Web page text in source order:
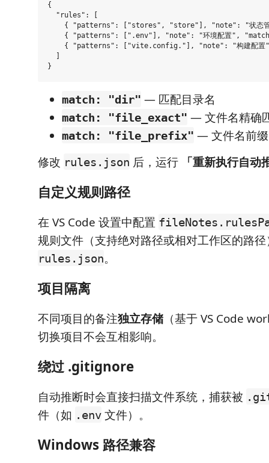
{
  "rules": [
{ "patterns": ["stores", "store"], "note": "状态
{ "patterns": [".env"], "note": "环境配置",
{ "patterns": ["vite.config."], "note": "构建配
match: "dir" — 匹配目录名
match: "file_exact" — 文件名精确
match: "file_prefix" — 文件名前
修改 rules.json 后，运行 「重新执行自动
自定义规则路径
在 VS Code 设置中配置
规则文件（支持绝对路径或相对工作区的路
rules.json。
项目隔离
不同项目的备注独立存储 （基于 VS Code
切换项目不会互相影响。
绕过 .gitignore
自动推断时会直接扫描文件系统，捕获被
件（如 .env 文件）。
Windows 路径兼容